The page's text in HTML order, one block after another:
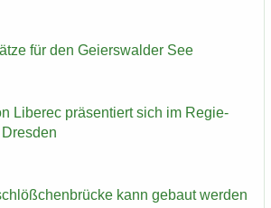
für den Gei­ers­wal­der See
Li­be­rec prä­sen­tiert sich im Re­gie­
kann ge­baut wer­den